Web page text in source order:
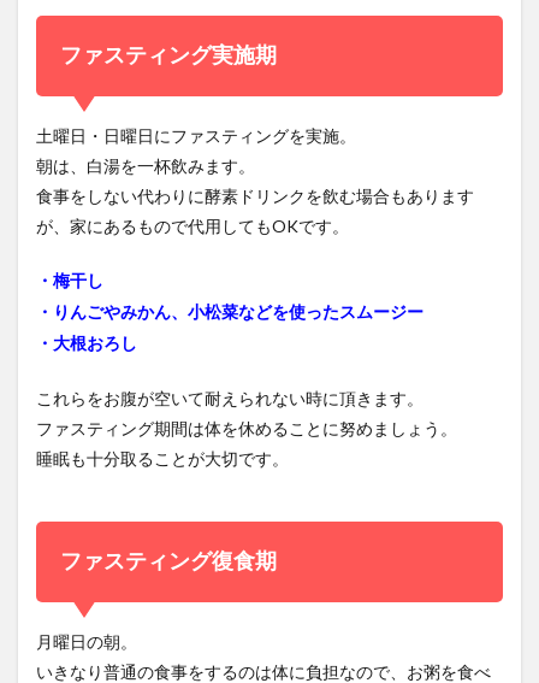
ファスティング実施期
土曜日・日曜日にファスティングを実施。
朝は、白湯を一杯飲みます。
食事をしない代わりに酵素ドリンクを飲む場合もあります
が、家にあるもので代用してもOKです。
・梅干し
・りんごやみかん、小松菜などを使ったスムージー
・大根おろし
これらをお腹が空いて耐えられない時に頂きます。
ファスティング期間は体を休めることに努めましょう。
睡眠も十分取ることが大切です。
ファスティング復食期
月曜日の朝。
いきなり普通の食事をするのは体に負担なので、お粥を食べ